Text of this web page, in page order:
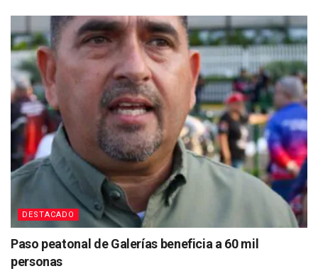
DESTACADO
Paso peatonal de Galerías beneficia a 60 mil
personas